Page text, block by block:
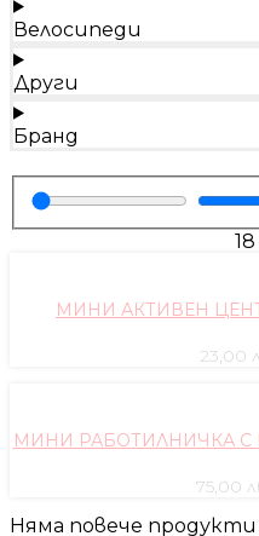
Велосипеди
Други
Бранд
18
МИНИ АКТИВЕН
23,00
МИНИ РАБОТИЛНИЧКА С
75,00
Няма повече продукти